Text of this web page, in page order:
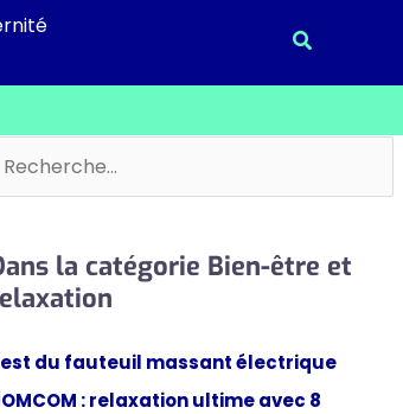
Rechercher
la catégorie Bien-être et
du fauteuil massant électrique
: relaxation ultime avec 8